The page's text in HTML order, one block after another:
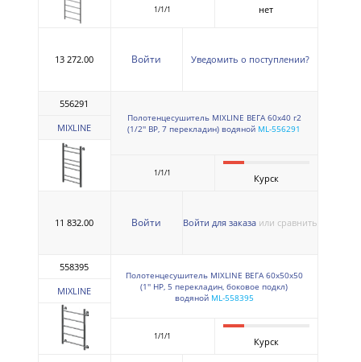
1/1/1 нет
13 272.00 Войти Уведомить о поступлении?
556291
MIXLINE
Полотенцесушитель MIXLINE ВЕГА 60х40 г2
(1/2'' ВР, 7 перекладин) водяной ML-556291
1/1/1 Курск
11 832.00 Войти Войти для заказа или сравнить
558395
MIXLINE
Полотенцесушитель MIXLINE ВЕГА 60х50х50
(1'' НР, 5 перекладин, боковое подкл)
водяной ML-558395
1/1/1 Курск